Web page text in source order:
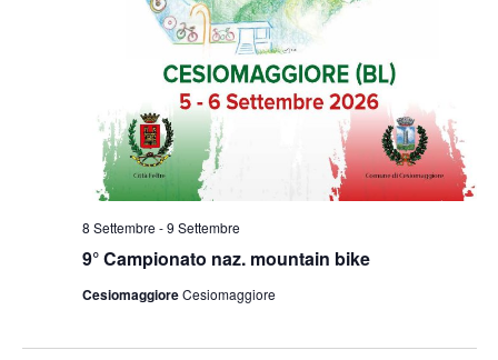
9° Campionato naz. mountain bike
8 Settembre -9 Settembre
CesiomaggioreCesiomaggiore